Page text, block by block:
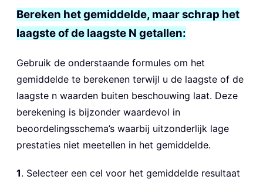
Bereken het gemiddelde, maar schrap het
laagste of de laagste N getallen:
Gebruik de onderstaande formules om het
gemiddelde te berekenen terwijl u de laagste of de
laagste n waarden buiten beschouwing laat. Deze
berekening is bijzonder waardevol in
beoordelingsschema’s waarbij uitzonderlijk lage
prestaties niet meetellen in het gemiddelde.
1. Selecteer een cel voor het gemiddelde resultaat